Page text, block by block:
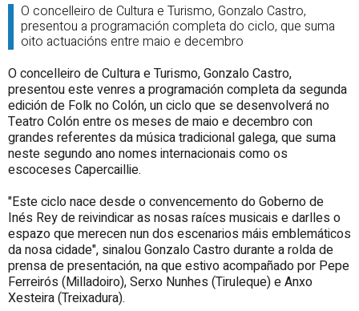
O concelleiro de Cultura e Turismo, Gonzalo Castro,
presentou a programación completa do ciclo, que suma
oito actuacións entre maio e decembro
O concelleiro de Cultura e Turismo, Gonzalo Castro,
presentou este venres a programación completa da segunda
edición de Folk no Colón, un ciclo que se desenvolverá no
Teatro Colón entre os meses de maio e decembro con
grandes referentes da música tradicional galega, que suma
neste segundo ano nomes internacionais como os
escoceses Capercaillie.
"Este ciclo nace desde o convencemento do Goberno de
Inés Rey de reivindicar as nosas raíces musicais e darlles o
espazo que merecen nun dos escenarios máis emblemáticos
da nosa cidade", sinalou Gonzalo Castro durante a rolda de
prensa de presentación, na que estivo acompañado por Pepe
Ferreirós (Milladoiro), Serxo Nunhes (Tiruleque) e Anxo
Xesteira (Treixadura).